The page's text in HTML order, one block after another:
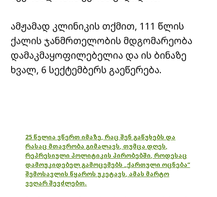
ამჟამად კლინიკის თქმით, 111 წლის
ქალის ჯანმრთელობის მდგომარეობა
დამაკმაყოფილებელია და ის ბინაზე
ხვალ, 6 სექტემბერს გაეწერება.
25 წელია ვწერთ იმაზე, რაც შენ გაწუხებს და
რასაც მთავრობა გიმალავს, თუმცა დღეს,
რეპრესიული პოლიტიკის პირობებში, როდესაც
დამოუკიდებელ გამოცემებს „ქართული ოცნება“
შემოსავლის წყაროს უკეტავს, ამას მარტო
ვეღარ შევძლებთ.